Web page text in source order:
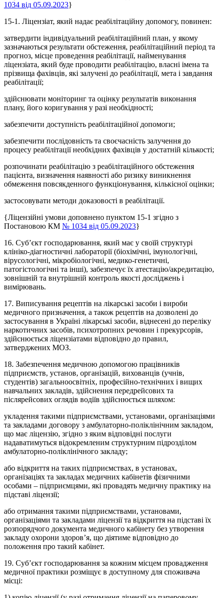
1034 від 05.09.2023}
15-1 . Ліцензіат, який надає реабілітаційну допомогу, повинен:
затвердити індивідуальний реабілітаційний план, у якому
зазначаються результати обстеження, реабілітаційний період та
прогноз, місце проведення реабілітації, найменування
ліцензіата, який буде проводити реабілітацію, власні імена та
прізвища фахівців, які залучені до реабілітації, мета і завдання
реабілітації;
здійснювати моніторинг та оцінку результатів виконання
плану, його коригування у разі необхідності;
забезпечити доступність реабілітаційної допомоги;
забезпечити послідовність та своєчасність залучення до
процесу реабілітації необхідних фахівців у достатній кількості;
розпочинати реабілітацію з реабілітаційного обстеження
пацієнта, визначення наявності або ризику виникнення
обмеження повсякденного функціонування, кількісної оцінки;
застосовувати методи доказовості в реабілітації.
{Ліцензійні умови доповнено пунктом 15-1 згідно з
Постановою КМ № 1034 від 05.09.2023}
16. Суб’єкт господарювання, який має у своїй структурі
клініко-діагностичні лабораторії (біохімічні, імунологічні,
вірусологічні, мікробіологічні, медико-генетичні,
патогістологічні та інші), забезпечує їх атестацію/акредитацію,
зовнішній та внутрішній контроль якості досліджень і
вимірювань.
17. Виписування рецептів на лікарські засоби і вироби
медичного призначення, а також рецептів на дозволені до
застосування в Україні лікарські засоби, віднесені до переліку
наркотичних засобів, психотропних речовин і прекурсорів,
здійснюється ліцензіатами відповідно до правил,
затверджених МОЗ.
18. Забезпечення медичною допомогою працівників
підприємств, установ, організацій, вихованців (учнів,
студентів) загальноосвітніх, професійно-технічних і вищих
навчальних закладів, здійснення передрейсових та
післярейсових оглядів водіїв здійснюється шляхом:
укладення такими підприємствами, установами, організаціями
та закладами договору з амбулаторно-поліклінічним закладом,
що має ліцензію, згідно з яким відповідні послуги
надаватимуться відокремленим структурним підрозділом
амбулаторно-поліклінічного закладу;
або відкриття на таких підприємствах, в установах,
організаціях та закладах медичних кабінетів фізичними
особами – підприємцями, які провадять медичну практику на
підставі ліцензії;
або отримання такими підприємствами, установами,
організаціями та закладами ліцензії та відкриття на підставі їх
розпорядчого документа медичного кабінету без утворення
закладу охорони здоров’я, що діятиме відповідно до
положення про такий кабінет.
19. Суб’єкт господарювання за кожним місцем провадження
медичної практики розміщує в доступному для споживача
місці: